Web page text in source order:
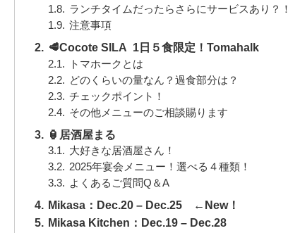
ランチタイムだったらさらにサービスあり？！
注意事項
🥩Cocote SILA 1日５食限定！Tomahalk
トマホークとは
どのくらいの量なん？過食部分は？
チェックポイント！
その他メニューのご相談賜ります
🏮居酒屋まる
大好きな居酒屋さん！
2025年宴会メニュー！選べる４種類！
よくあるご質問Q＆A
Mikasa：Dec.20 – Dec.25 ←New！
Mikasa Kitchen：Dec.19 – Dec.28